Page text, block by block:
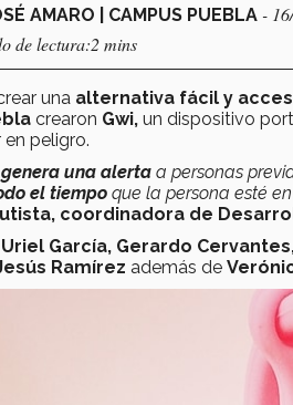
AMARO | CAMPUS PUEBLA -
de lectura:2 mins
una alternativa fácil y
crearon Gwi, un dispositivo
peligro.
una alerta a personas
el tiempo que la persona esté
coordinadora de
García, Gerardo
Ramírez además de